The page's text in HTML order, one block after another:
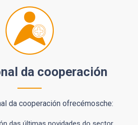
da cooperación
da cooperación ofrecémosche: